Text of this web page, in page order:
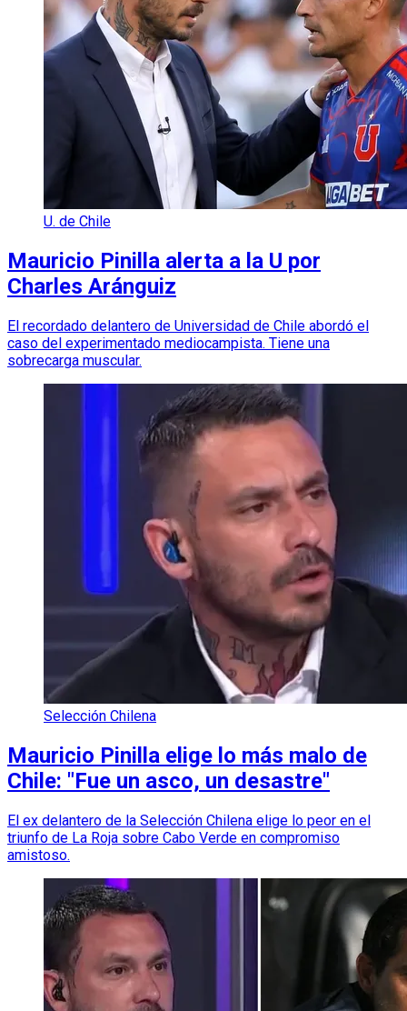
U. de Chile
Mauricio Pinilla alerta a la U por
Charles Aránguiz
El recordado delantero de Universidad de Chile abordó el
caso del experimentado mediocampista. Tiene una
sobrecarga muscular.
Selección Chilena
Mauricio Pinilla elige lo más malo de
Chile: "Fue un asco, un desastre"
El ex delantero de la Selección Chilena elige lo peor en el
triunfo de La Roja sobre Cabo Verde en compromiso
amistoso.